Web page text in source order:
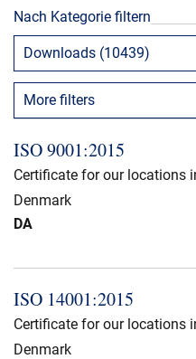
Referenzen
Downloads
Presse & Events
Über uns
Geschäftsführung
Karriere
Europacable
Nachhaltigkeit
Nach Kategorie filtern
Downloads (10439)
More filters
ISO 9001:2015
Certificate for our locations
Denmark
DA
ISO 14001:2015
Certificate for our locations
Denmark